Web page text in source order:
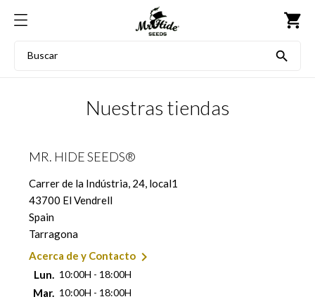
shopping_cart

Nuestras tiendas
MR. HIDE SEEDS®
Carrer de la Indústria, 24, local1
43700 El Vendrell
Spain
Tarragona
Acerca de y Contacto 
Lun. 10:00H - 18:00H
Mar. 10:00H - 18:00H